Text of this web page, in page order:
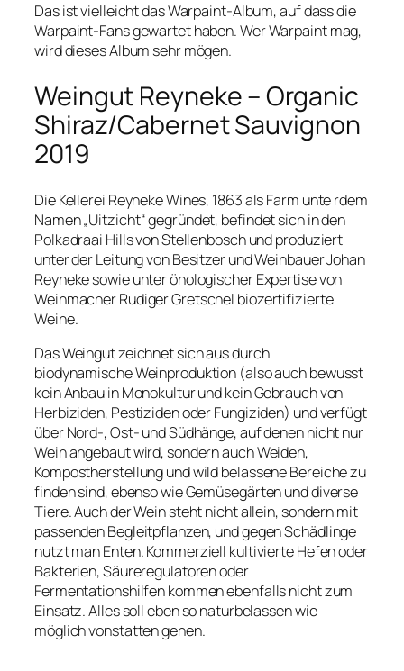
Das ist vielleicht das Warpaint-Album, auf dass die
Warpaint-Fans gewartet haben. Wer Warpaint mag,
wird dieses Album sehr mögen.
Weingut Reyneke – Organic
Shiraz/Cabernet Sauvignon
2019
Die Kellerei Reyneke Wines, 1863 als Farm unte rdem
Namen „Uitzicht“ gegründet, befindet sich in den
Polkadraai Hills von Stellenbosch und produziert
unter der Leitung von Besitzer und Weinbauer Johan
Reyneke sowie unter önologischer Expertise von
Weinmacher Rudiger Gretschel biozertifizierte
Weine.
Das Weingut zeichnet sich aus durch
biodynamische Weinproduktion (also auch bewusst
kein Anbau in Monokultur und kein Gebrauch von
Herbiziden, Pestiziden oder Fungiziden) und verfügt
über Nord-, Ost- und Südhänge, auf denen nicht nur
Wein angebaut wird, sondern auch Weiden,
Kompostherstellung und wild belassene Bereiche zu
finden sind, ebenso wie Gemüsegärten und diverse
Tiere. Auch der Wein steht nicht allein, sondern mit
passenden Begleitpflanzen, und gegen Schädlinge
nutzt man Enten. Kommerziell kultivierte Hefen oder
Bakterien, Säureregulatoren oder
Fermentationshilfen kommen ebenfalls nicht zum
Einsatz. Alles soll eben so naturbelassen wie
möglich vonstatten gehen.